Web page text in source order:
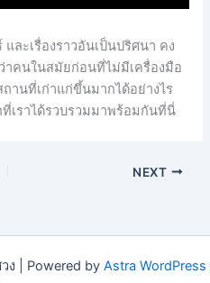
ละเรื่องราวอันเป็นปริศนา คง
าคนในสมัยก่อนที่ไม่มีเครื่องมือ
านที่เก่าแก่ขึ้นมากได้อย่างไร
เราได้รวบรวมมาพร้อมกันที่นี่
NEXT
ง | Powered by Astra WordPress